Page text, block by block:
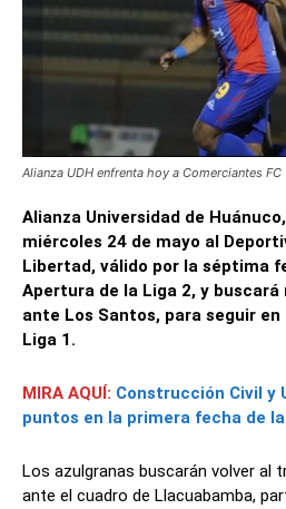
Alianza UDH enfrenta hoy a Comerciantes FC
Alianza Universidad de
miércoles 24 de mayo al
Libertad, válido por la séptima
Apertura de la Liga 2, y
ante Los Santos, para seguir
Liga 1.
MIRA AQUÍ: Construcción Civil y
puntos en la primera fecha de
Los azulgranas buscarán volver al
ante el cuadro de Llacuabamba,